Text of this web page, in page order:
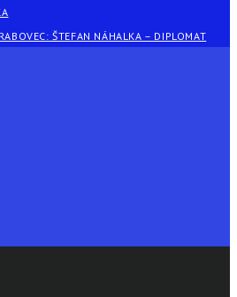
ŠTEFAN NÁHALKA – DIPLOMAT